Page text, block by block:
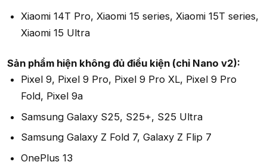
Xiaomi 14T Pro, Xiaomi 15 series, Xiaomi 15T series,
Xiaomi 15 Ultra
Sản phẩm hiện không đủ điều kiện (chỉ Nano v2):
Pixel 9, Pixel 9 Pro, Pixel 9 Pro XL, Pixel 9 Pro
Fold, Pixel 9a
Samsung Galaxy S25, S25+, S25 Ultra
Samsung Galaxy Z Fold 7, Galaxy Z Flip 7
OnePlus 13